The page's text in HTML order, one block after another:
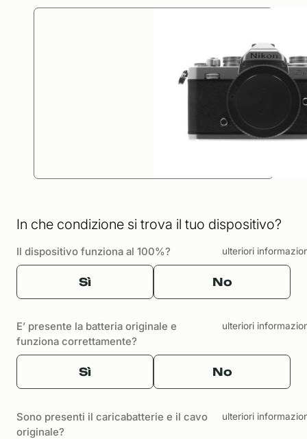
In che condizione si trova il tuo dispositivo?
Il dispositivo funziona al 100%? ulteriori
Sì No
E’ presente la batteria originale e
funziona correttamente?
ulteriori
Sì No
Sono presenti il caricabatterie e il cavo
originale?
ulteriori